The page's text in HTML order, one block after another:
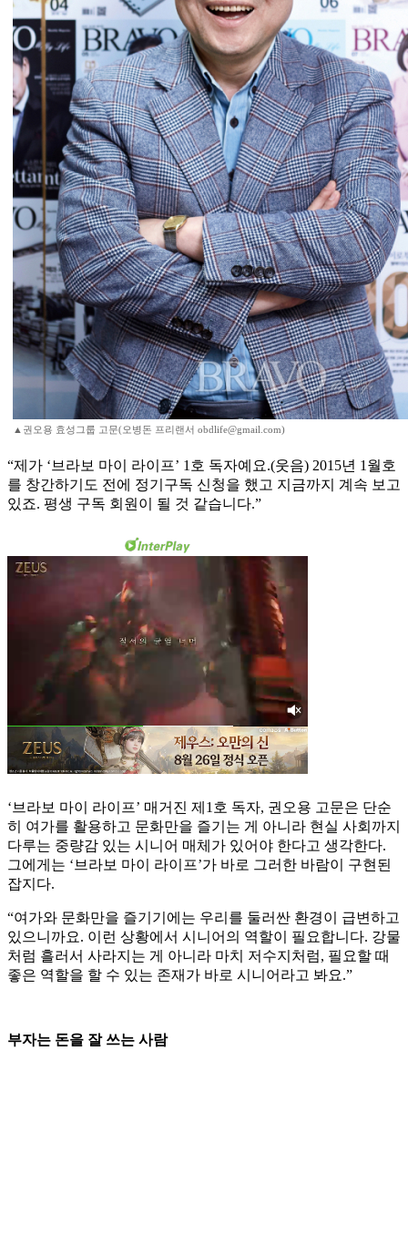
▲권오용 효성그룹 고문(오병돈 프리랜서 obdlife@gmail.com)
“제가 ‘브라보 마이 라이프’ 1호 독자예요.(웃음) 2015년 1월호
를 창간하기도 전에 정기구독 신청을 했고 지금까지 계속 보고
있죠. 평생 구독 회원이 될 것 같습니다.”
‘브라보 마이 라이프’ 매거진 제1호 독자, 권오용 고문은 단순
히 여가를 활용하고 문화만을 즐기는 게 아니라 현실 사회까지
다루는 중량감 있는 시니어 매체가 있어야 한다고 생각한다.
그에게는 ‘브라보 마이 라이프’가 바로 그러한 바람이 구현된
잡지다.
“여가와 문화만을 즐기기에는 우리를 둘러싼 환경이 급변하고
있으니까요. 이런 상황에서 시니어의 역할이 필요합니다. 강물
처럼 흘러서 사라지는 게 아니라 마치 저수지처럼, 필요할 때
좋은 역할을 할 수 있는 존재가 바로 시니어라고 봐요.”
부자는 돈을 잘 쓰는 사람